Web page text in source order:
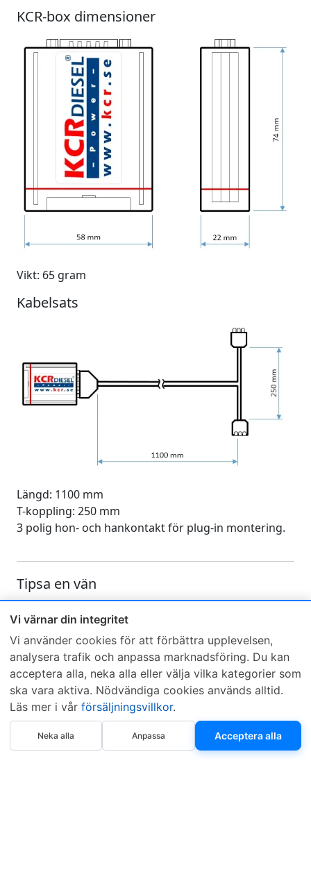
Vi värnar din integritet
Vi använder cookies för att förbättra upplevelsen,
analysera trafik och anpassa marknadsföring. Du kan
acceptera alla, neka alla eller välja vilka kategorier som
ska vara aktiva. Nödvändiga cookies används alltid.
Läs mer i vår försäljningsvillkor.
Neka alla Anpassa Acceptera alla
Köp nu
KCR-box dimensioner
Vikt: 65 gram
Kabelsats
Längd: 1100 mm
T-koppling: 250 mm
3 polig hon- och hankontakt för plug-in montering.
Tipsa en vän
Skicka ett e-mail och tipsa en vän om denna produkt
Sveriges mest sålda dieselbox
Kontakta KCR
Om KCR/Garantier
Återförsäljare
Sök KCR-box